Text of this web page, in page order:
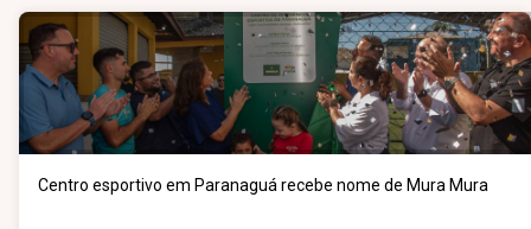
Centro esportivo em Paranaguá recebe nome de Mura Mura